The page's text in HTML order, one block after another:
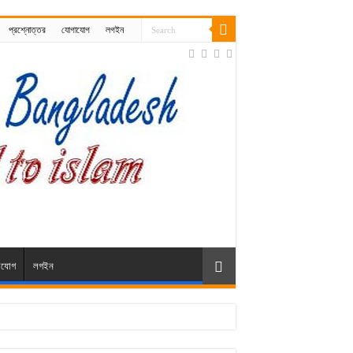
প্রশ্নোত্তর যোগাযোগ লগইন
লগইন